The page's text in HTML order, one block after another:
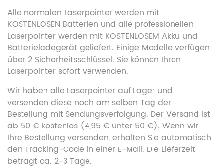
Alle normalen Laserpointer werden mit
KOSTENLOSEN Batterien und alle professionellen
Laserpointer werden mit KOSTENLOSEM Akku und
Batterieladegerät geliefert. Einige Modelle verfügen
über 2 Sicherheitsschlüssel. Sie können Ihren
Laserpointer sofort verwenden.
Wir haben alle Laserpointer auf Lager und
versenden diese noch am selben Tag der
Bestellung mit Sendungsverfolgung. Der Versand ist
ab 50 € kostenlos (4,95 € unter 50 €). Wenn wir
Ihre Bestellung versenden, erhalten Sie automatisch
den Tracking-Code in einer E-Mail. Die Lieferzeit
beträgt ca. 2-3 Tage.